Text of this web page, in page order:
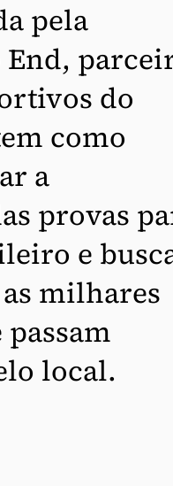
pela
End,
do
como
a
provas
e
milhares
passam
local.